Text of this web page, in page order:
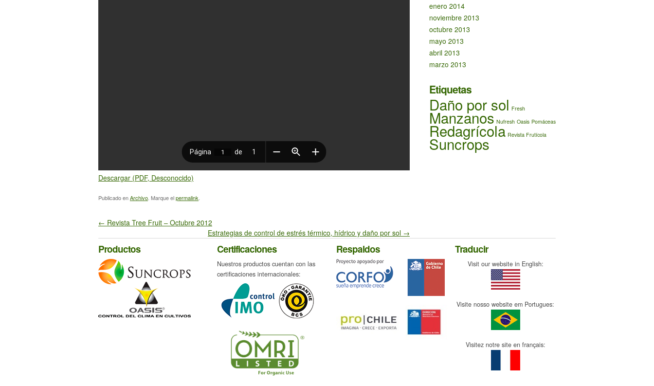
Descargar (PDF, Desconocido)
Publicado enArchivo . Marque elpermalink
← Revista Tree Fruit – Octubre 2012
Estrategias de control de estrés térmico, hídrico y daño por sol →
enero 2014
noviembre 2013
octubre 2013
mayo 2013
abril 2013
marzo 2013
Etiquetas
Daño por sol Fresh
Manzanos Nufresh Oasis Pomáceas
Redagrícola Revista Frutícola
Suncrops
Productos Certificaciones
Nuestros productos cuentan con las
certificaciones internacionales:
Respaldos Traducir
Visit our website in English:
Visite nosso website em Portugues:
Visitez notre site en français: